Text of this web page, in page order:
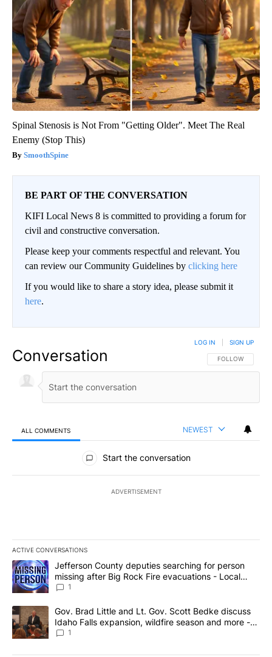
Spinal Stenosis is Not From "Getting Older". Meet The Real
Enemy (Stop This)
SmoothSpine
BE PART OF THE CONVERSATION
KIFI Local News 8 is committed to providing a forum for
civil and constructive conversation.
Please keep your comments respectful and relevant. You
can review our Community Guidelines by clicking here
If you would like to share a story idea, please submit it
here.
Conversation FOLLOW THIS
FOLLOW
LOG IN SIGN UP
ALL COMMENTS NEWEST
All Comments
Start the conversation
ADVERTISEMENT
ACTIVE CONVERSATIONS
The following is a list of the most commented articles in the last
A trending article titled "Jefferson County deputies searching
Jefferson County deputies searching for person
missing after Big Rock Fire evacuations - Local
News 8
1
A trending article titled "Gov. Brad Little and Lt. Gov. Scott
Gov. Brad Little and Lt. Gov. Scott Bedke discuss
Idaho Falls expansion, wildfire season and more -
Local News 8
1